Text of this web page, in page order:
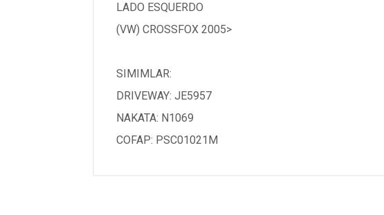
LADO ESQUERDO
(VW) CROSSFOX 2005>
SIMIMLAR:
DRIVEWAY: JE5957
NAKATA: N1069
COFAP: PSC01021M